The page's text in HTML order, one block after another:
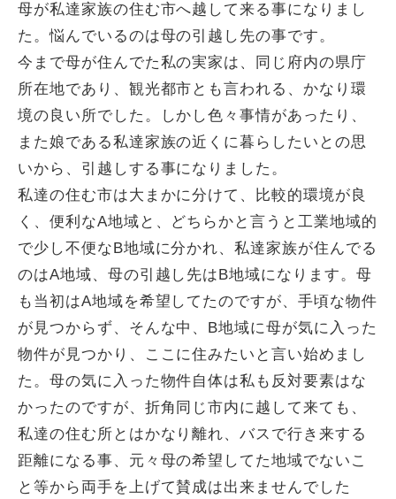
母が私達家族の住む市へ越して来る事になりまし
た。悩んでいるのは母の引越し先の事です。
今まで母が住んでた私の実家は、同じ府内の県庁
所在地であり、観光都市とも言われる、かなり環
境の良い所でした。しかし色々事情があったり、
また娘である私達家族の近くに暮らしたいとの思
いから、引越しする事になりました。
私達の住む市は大まかに分けて、比較的環境が良
く、便利なA地域と、どちらかと言うと工業地域的
で少し不便なB地域に分かれ、私達家族が住んでる
のはA地域、母の引越し先はB地域になります。母
も当初はA地域を希望してたのですが、手頃な物件
が見つからず、そんな中、B地域に母が気に入った
物件が見つかり、ここに住みたいと言い始めまし
た。母の気に入った物件自体は私も反対要素はな
かったのですが、折角同じ市内に越して来ても、
私達の住む所とはかなり離れ、バスで行き来する
距離になる事、元々母の希望してた地域でないこ
と等から両手を上げて賛成は出来ませんでした